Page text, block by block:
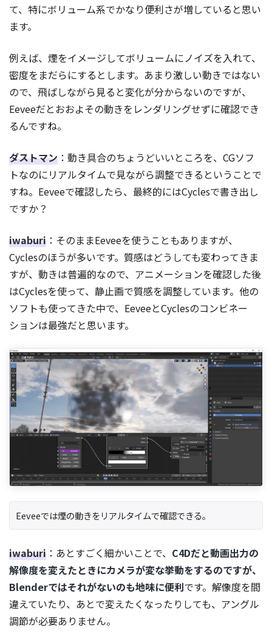
て、特にボリューム系でかなり便利さが増していると思い
ます。
例えば、煙をイメージしてボリュームにノイズを入れて、
密度をまだらにするとします。あまり激しい動きではない
ので、飛ばしながら見ると変化が分からないのですが、
Eeveeだとおおよその動きをレンダリングせずに確認でき
るんですね。
ダストマン ：動き具合のちょうどいいところを、CGソフ
トなのにリアルタイムで見ながら調整できるということで
すね。Eeveeで確認したら、最終的にはCyclesで書き出し
ですか？
iwaburi ：そのままEeveeを使うこともありますが、
Cyclesのほうが多いです。質感はどうしても変わってきま
すが、動きは普遍的なので、アニメーションを確認した後
はCyclesを使って、静止画で質感を調整しています。他の
ソフトも使ってきた中で、EeveeとCyclesのコンビネー
ションは最強だと思います。
Eeveeでは煙の動きをリアルタイムで確認できる。
iwaburi ：あとすごく細かいことで、 C4Dだと動画出力の
解像度を変えたときにカメラが変な挙動をするのですが、
Blenderではそれがないのも地味に便利です。解像度を間
違えていたり、あとで変えたくなったりしても、アングル
調節が必要ありません。